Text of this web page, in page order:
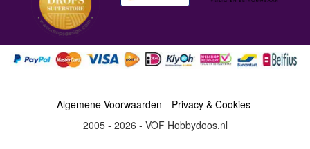
Algemene Voorwaarden
Privacy & Cookies
2005 - 2026 - VOF Hobbydoos.nl